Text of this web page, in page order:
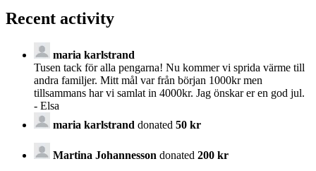
Recent activity
maria karlstrand
Tusen tack för alla pengarna! Nu kommer vi sprida värme till
andra familjer. Mitt mål var från början 1000kr men
tillsammans har vi samlat in 4000kr. Jag önskar er en god jul.
- Elsa
maria karlstrand donated 50 kr
Martina Johannesson donated 200 kr